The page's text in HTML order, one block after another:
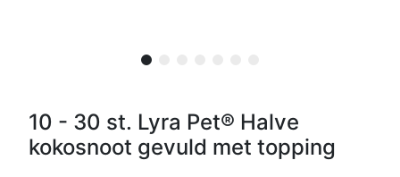
10 - 30 st. Lyra Pet® Halve
kokosnoot gevuld met topping